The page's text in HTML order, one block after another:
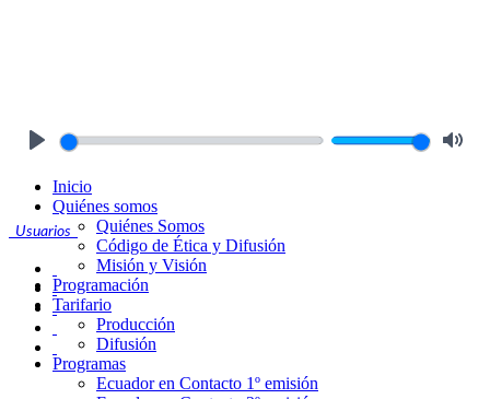
Usuarios
Inicio
Quiénes somos
Quiénes Somos
Código de Ética y Difusión
Misión y Visión
Programación
Tarifario
Producción
Difusión
Programas
Ecuador en Contacto 1º emisión